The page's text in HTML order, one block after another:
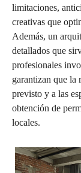
limitaciones,
creativas que
Además, un
detallados que
profesionales
garantizan que la
previsto y a las
obtención de
locales.